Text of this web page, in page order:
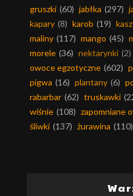
gruszki (60) jabłka (297)
kapary (8) karob (19)
maliny (117) mango (45)
morele (36) nektarynki (2)
owoce egzotyczne (602)
pigwa (16) plantany (6)
rabarbar (62) truskawki
wiśnie (108) zapomniane
śliwki (137) żurawina (110)